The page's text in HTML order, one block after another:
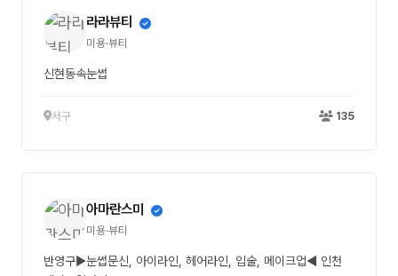
라라뷰티
미용·뷰티
신현동속눈썹
서구 135
아마란스미
미용·뷰티
반영구▶눈썹문신, 아이라인, 헤어라인, 입술, 메이크업◀ 인천